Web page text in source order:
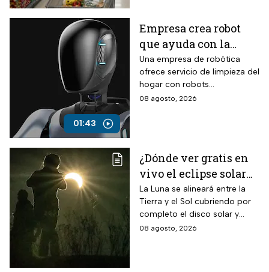
01:43
Empresa crea robot
que ayuda con la
limpieza del hogar
Una empresa de robótica
ofrece servicio de limpieza del
hogar con robots
humanoides por 30 dólares la
08 agosto, 2026
¿Dónde ver gratis en
vivo el eclipse solar
en México?
La Luna se alineará entre la
Tierra y el Sol cubriendo por
completo el disco solar y
generará oscuridad diurna, un
08 agosto, 2026